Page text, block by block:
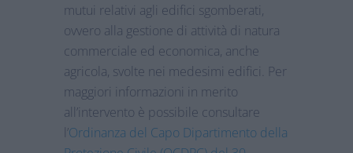
mutui relativi agli edifici sgomberati,
ovvero alla gestione di attività di natura
commerciale ed economica, anche
agricola, svolte nei medesimi edifici. Per
maggiori informazioni in merito
all’intervento è possibile consultare
l’Ordinanza del Capo Dipartimento della